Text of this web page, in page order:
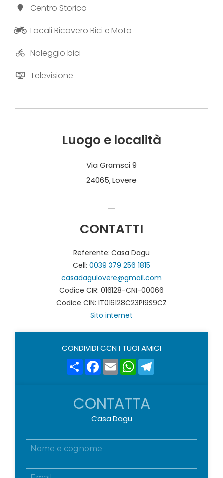
Centro Storico
Locali Ricovero Bici e Moto
Noleggio bici
Televisione
Luogo e località
Via Gramsci 9
24065, Lovere
CONTATTI
Referente: Casa Dagu
Cell: 0039 379 256 1815
casadagulovere@gmail.com
Codice CIR: 016128-CNI-00066
Codice CIN: IT016128C23PI9S9CZ
Sito internet
CONDIVIDI CON I TUOI AMICI
ShareFacebook
EmailWhatsApp
CONTATTA
Casa Dagu
N
E